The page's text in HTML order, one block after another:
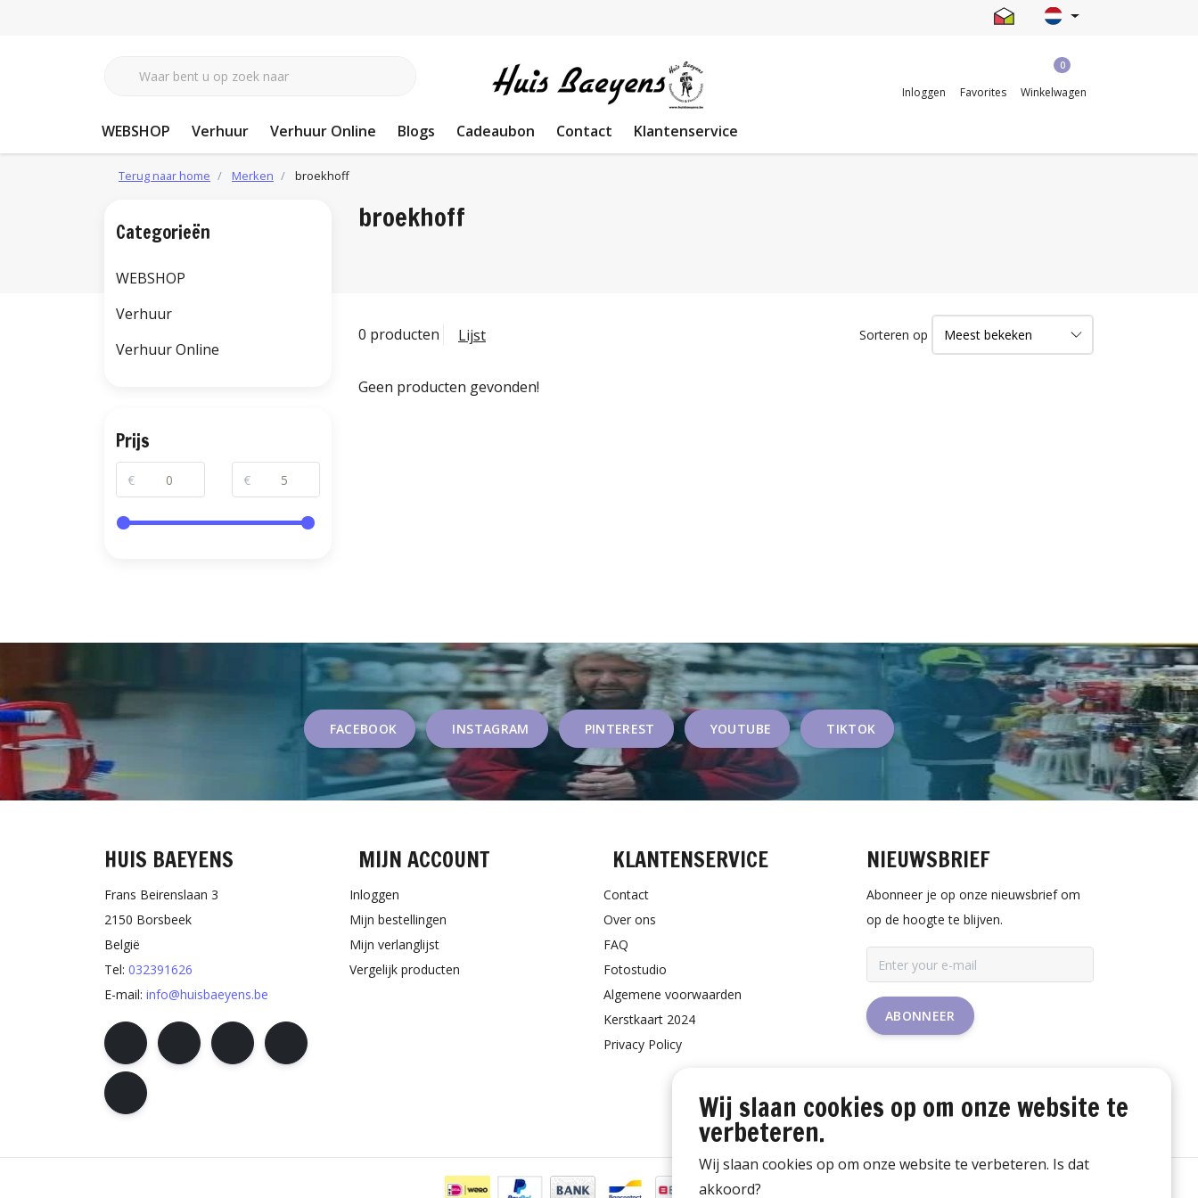
Inloggen Favorites
0
Winkelwagen
WEBSHOP Verhuur Verhuur Online Blogs Cadeaubon Contact Klantenservice
Terug naar home Merken broekhoff
broekhoff
0 producten Lijst Sorteren op
Geen producten gevonden!
Categorieën
WEBSHOP
Verhuur
Verhuur Online
Prijs
€ €
FACEBOOK INSTAGRAM PINTEREST YOUTUBE TIKTOK
HUIS BAEYENS
Frans Beirenslaan 3
2150 Borsbeek
België
Tel: 032391626
E-mail: info@huisbaeyens.be
MIJN ACCOUNT
Inloggen
Mijn bestellingen
Mijn verlanglijst
Vergelijk producten
KLANTENSERVICE
Contact
Over ons
FAQ
Fotostudio
Algemene voorwaarden
Kerstkaart 2024
Privacy Policy
NIEUWSBRIEF
Abonneer je op onze nieuwsbrief om
op de hoogte te blijven.
ABONNEER
Wij slaan cookies op om onze website te
verbeteren.
Wij slaan cookies op om onze website te verbeteren. Is dat
akkoord?